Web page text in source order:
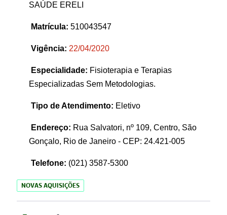
SAÚDE ERELI
Matrícula: 510043547
Vigência: 22/04/2020
Especialidade: Fisioterapia e Terapias
Especializadas Sem Metodologias.
Tipo de Atendimento: Eletivo
Endereço: Rua Salvatori, nº 109, Centro, São
Gonçalo, Rio de Janeiro - CEP: 24.421-005
Telefone: (021) 3587-5300
NOVAS AQUISIÇÕES